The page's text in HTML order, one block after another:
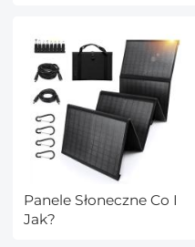
Panele Słoneczne Co I
Jak?